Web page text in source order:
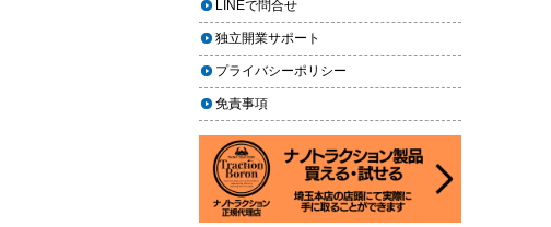
車のヘッドライト交換のタイミン
グと費用
車のサスペンション交換の必要性
と費用
車のフロントガラス交換の料金相
場と作業手順
車のドアロック修理の料金と作業
年末に「車も大掃除」をしようキャ
ンペーン
2023.11.22
「＃埼玉」という埼玉県のお店や企
業を紹介するサイトで紹介されまし
た
2023.10.30
コーティングが無料で利用できるチ
ャンス！X（旧Twitter）キャンペーン
LINEで問合せ
独立開業サポート
プライバシーポリシー
免責事項